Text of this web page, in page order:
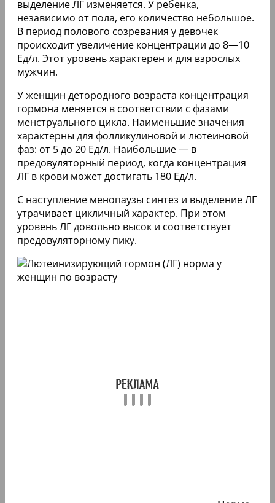
выделение ЛГ изменяется. У ребенка,
независимо от пола, его количество небольшое.
В период полового созревания у девочек
происходит увеличение концентрации до 8—10
Ед/л. Этот уровень характерен и для взрослых
мужчин.
У женщин детородного возраста концентрация
гормона меняется в соответствии с фазами
менструального цикла. Наименьшие значения
характерны для фолликулиновой и лютеиновой
фаз: от 5 до 20 Ед/л. Наибольшие — в
предовуляторный период, когда концентрация
ЛГ в крови может достигать 180 Ед/л.
С наступление менопаузы синтез и выделение ЛГ
утрачивает цикличный характер. При этом
уровень ЛГ довольно высок и соответствует
предовуляторному пику.